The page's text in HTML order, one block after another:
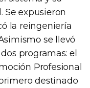
Se expusieron
la reingeniería
se llevó
programas: el
Profesional
destinado